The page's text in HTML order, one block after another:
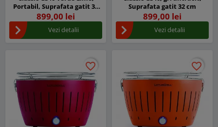
Portabil, Suprafata gatit 32
cm
899,00 lei
Vezi detalii
Suprafata gatit 32 cm
899,00 lei
Vezi detalii
favorite_border
favorite_border favorite_border
favorite_border